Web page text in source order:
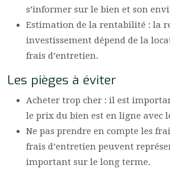
s’informer sur le bien et son
Estimation de la rentabilité : la
investissement dépend de la
frais d’entretien.
Les pièges à éviter
Acheter trop cher : il est
le prix du bien est en ligne avec
Ne pas prendre en compte les
frais d’entretien peuvent
important sur le long terme.